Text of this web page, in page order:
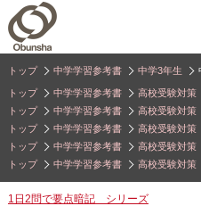
トップ 中学学習参考書 中学3年生
トップ 中学学習参考書 高校受験対策
トップ
中学学習参考書 高校受験対策
トップ
中学学習参考書 高校受験対策
トップ
中学学習参考書 高校受験対策
トップ
中学学習参考書 高校受験対策
1日2問で要点暗記 シリーズ